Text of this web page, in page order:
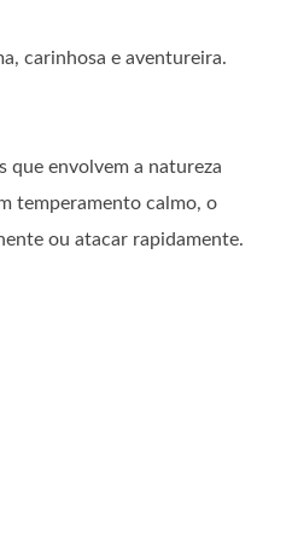
carinhosa e aventureira.
que envolvem a natureza
temperamento calmo, o
ou atacar rapidamente.